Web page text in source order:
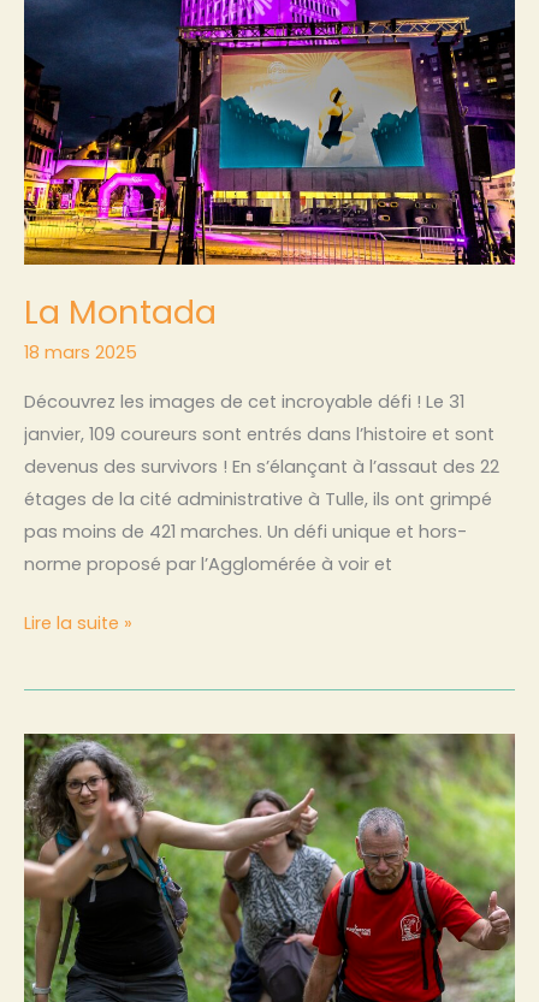
La Montada
18 mars 2025
Découvrez les images de cet incroyable défi ! Le 31
janvier, 109 coureurs sont entrés dans l’histoire et sont
devenus des survivors ! En s’élançant à l’assaut des 22
étages de la cité administrative à Tulle, ils ont grimpé
pas moins de 421 marches. Un défi unique et hors-
norme proposé par l’Agglomérée à voir et
Lire la suite »
Rendez-
vous
en
2025